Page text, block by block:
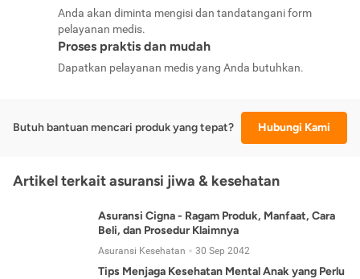
Anda akan diminta mengisi dan tandatangani form
pelayanan medis.
Proses praktis dan mudah
Dapatkan pelayanan medis yang Anda butuhkan.
Butuh bantuan mencari produk yang tepat? Hubungi Kami
Artikel terkait asuransi jiwa & kesehatan
Asuransi Cigna - Ragam Produk, Manfaat, Cara
Beli, dan Prosedur Klaimnya
Asuransi Kesehatan 30 Sep 2042
Tips Menjaga Kesehatan Mental Anak yang Perlu